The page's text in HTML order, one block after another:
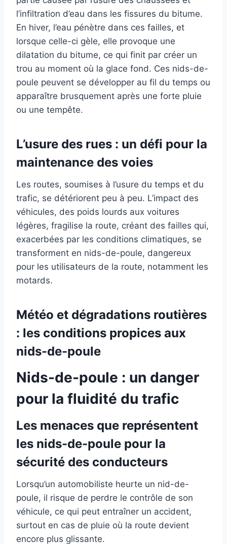
l’infiltration d’eau dans les fissures du bitume.
En hiver, l’eau pénètre dans ces failles, et
lorsque celle-ci gèle, elle provoque une
dilatation du bitume, ce qui finit par créer un
trou au moment où la glace fond. Ces nids-de-
poule peuvent se développer au fil du temps ou
apparaître brusquement après une forte pluie
ou une tempête.
L’usure des rues : un défi pour la
maintenance des voies
Les routes, soumises à l’usure du temps et du
trafic, se détériorent peu à peu. L’impact des
véhicules, des poids lourds aux voitures
légères, fragilise la route, créant des failles qui,
exacerbées par les conditions climatiques, se
transforment en nids-de-poule, dangereux
pour les utilisateurs de la route, notamment les
motards.
Météo et dégradations routières
: les conditions propices aux
nids-de-poule
Nids-de-poule : un danger
pour la fluidité du trafic
Les menaces que représentent
les nids-de-poule pour la
sécurité des conducteurs
Lorsqu’un automobiliste heurte un nid-de-
poule, il risque de perdre le contrôle de son
véhicule, ce qui peut entraîner un accident,
surtout en cas de pluie où la route devient
encore plus glissante.